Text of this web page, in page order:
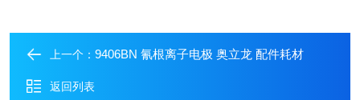
上一个： 9406BN 氰根离子电极 奥立龙 配件耗材
返回列表